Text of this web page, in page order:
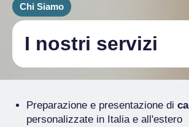
Chi Siamo
I nostri servizi
Preparazione e presentazione di
personalizzate in Italia e all'estero